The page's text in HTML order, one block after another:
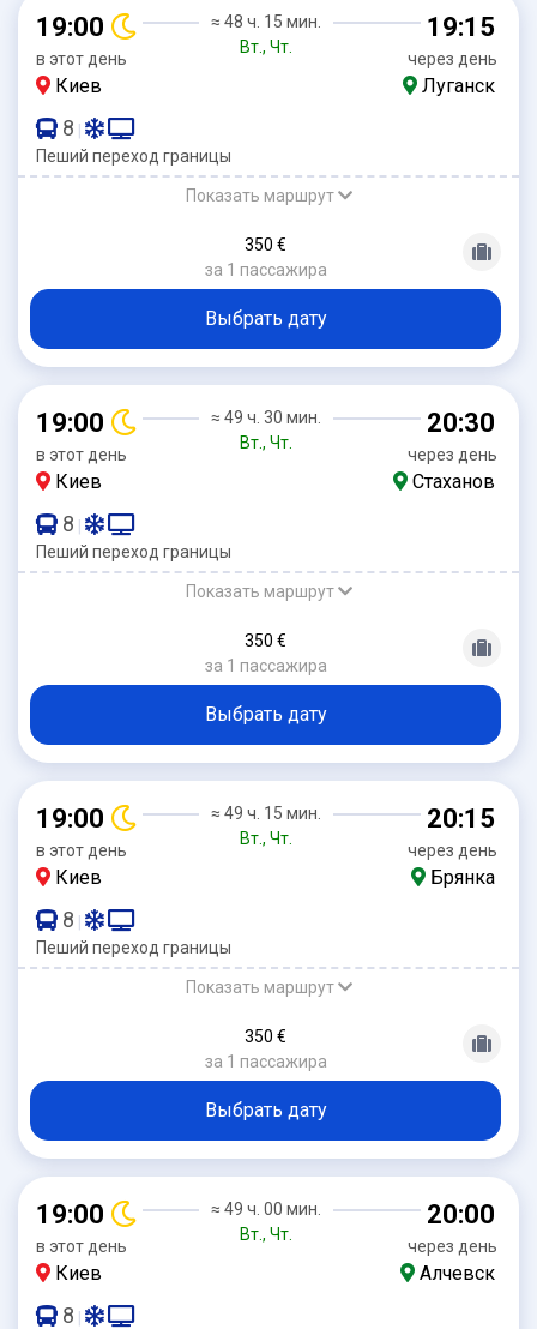
19:00
в этот день
≈ 48 ч. 15 мин.
Вт., Чт.
19:15
через день
Киев Луганск
8 |
Пеший переход границы
Показать маршрут
350 €
за 1 пассажира
Выбрать дату
19:00
в этот день
≈ 49 ч. 30 мин.
Вт., Чт.
20:30
через день
Киев Стаханов
8 |
Пеший переход границы
Показать маршрут
350 €
за 1 пассажира
Выбрать дату
19:00
в этот день
≈ 49 ч. 15 мин.
Вт., Чт.
20:15
через день
Киев Брянка
8 |
Пеший переход границы
Показать маршрут
350 €
за 1 пассажира
Выбрать дату
19:00
в этот день
≈ 49 ч. 00 мин.
Вт., Чт.
20:00
через день
Киев Алчевск
8 |